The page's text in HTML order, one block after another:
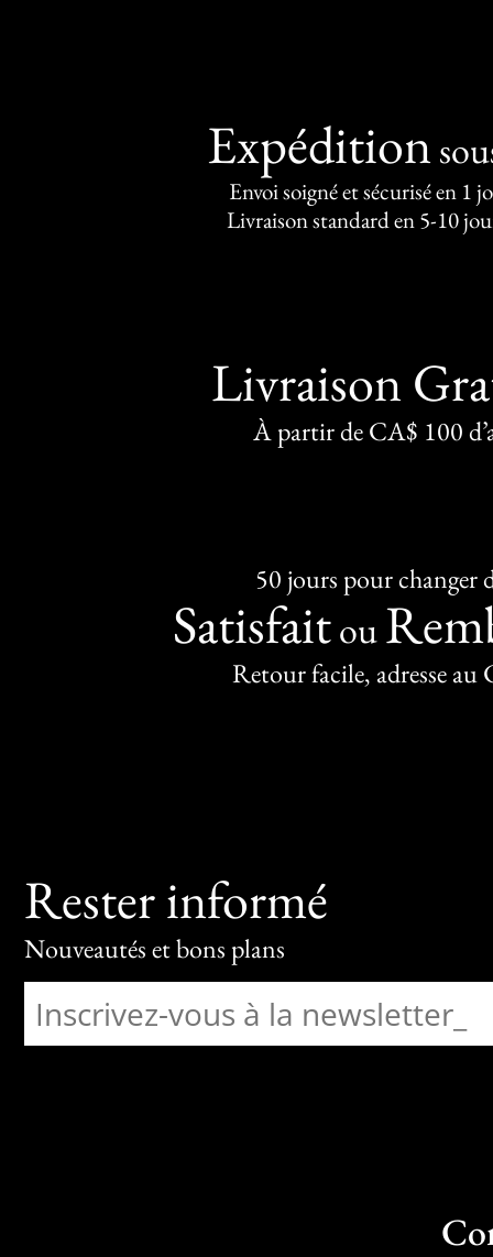
Expédition
Envoi soigné et sécurisé en 1
Livraison standard en 5-10
Livraison
À partir de CA$ 100
50 jours pour changer
Satisfaitou
Retour facile, adresse au
Rester informé
Nouveautés et bons plans